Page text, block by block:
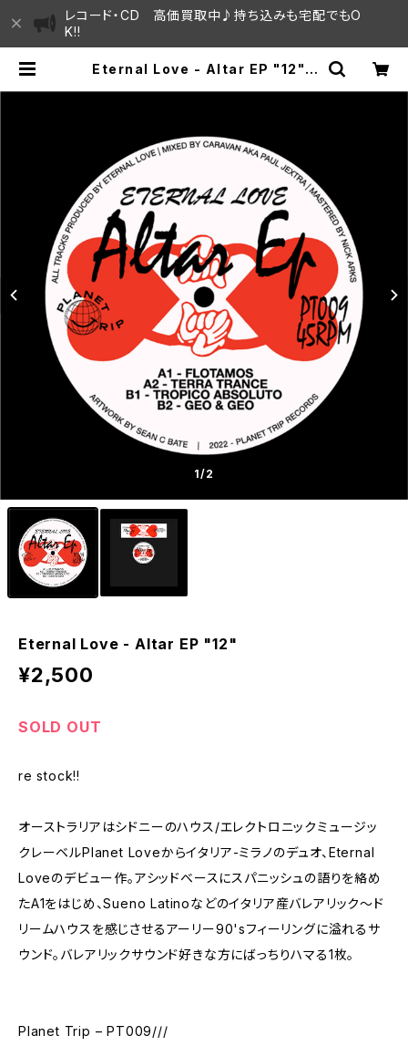
レコード・CD 高価買取中♪持ち込みも宅配でもO
K!!
Eternal Love - Altar EP "12" |
1/2
Eternal Love - Altar EP "12"
¥2,500
SOLD OUT
re stock!!
オーストラリアはシドニーのハウス/エレクトロニックミュージッ
クレーベルPlanet Loveからイタリア-ミラノのデュオ、Eternal
Loveのデビュー作。アシッドベースにスパニッシュの語りを絡め
たA1をはじめ、Sueno Latinoなどのイタリア産バレアリック〜ド
リームハウスを感じさせるアーリー90'sフィーリングに溢れるサ
ウンド。バレアリックサウンド好きな方にばっちりハマる1枚。
Planet Trip – PT009///